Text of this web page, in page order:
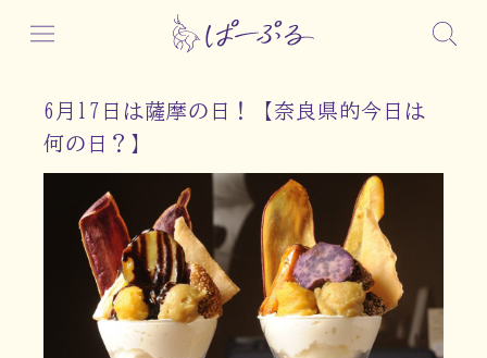
6月17日は薩摩の日！【奈良県的今日は
何の日？】